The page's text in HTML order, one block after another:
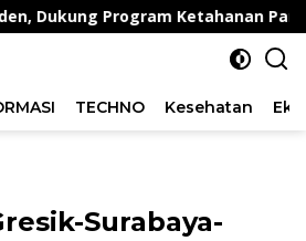
Program Ketahanan Pangan
TECHNO Kesehatan
Surabaya-